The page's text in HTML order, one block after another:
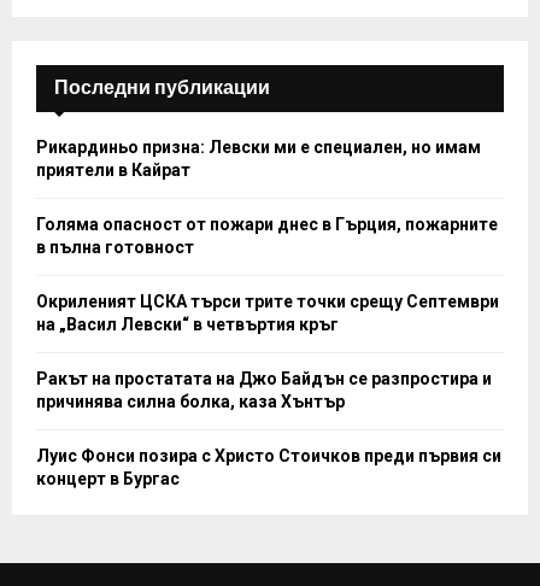
H
Последни публикации
Рикардиньо призна: Левски ми е специален, но имам
приятели в Кайрат
Голяма опасност от пожари днес в Гърция, пожарните
в пълна готовност
Окриленият ЦСКА търси трите точки срещу Септември
на „Васил Левски“ в четвъртия кръг
Ракът на простатата на Джо Байдън се разпростира и
причинява силна болка, каза Хънтър
Луис Фонси позира с Христо Стоичков преди първия си
концерт в Бургас